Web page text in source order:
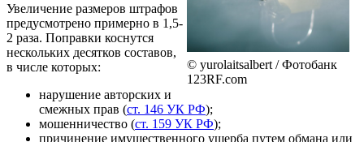
© yurolaitsalbert / Фотобанк
123RF.com
Увеличение размеров штрафов
предусмотрено примерно в 1,5-
2 раза. Поправки коснутся
нескольких десятков составов,
в числе которых:
нарушение авторских и
смежных прав (ст. 146 УК РФ);
мошенничество (ст. 159 УК РФ);
причинение имущественного ущерба путем обмана или